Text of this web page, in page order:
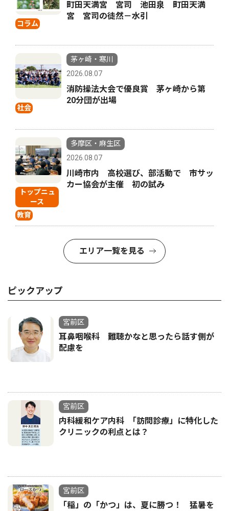
コラム
町田天満宮 宮司 池田泉 町田天満
宮 宮司の徒然－水引
社会
茅ヶ崎・寒川
2026.08.07
消防操法大会で優良賞 茅ヶ崎から第
20分団が出場
トップニュ
ース
教育
多摩区・麻生区
2026.08.07
川崎市内 高校選び、部活動で 市サッ
カー協会が主催 初の試み
エリア一覧を見る
ピックアップ
宮前区
耳鼻咽喉科 難聴かなと思ったら話す側が
配慮を
宮前区
内科緩和ケア内科 ｢訪問診療」に特化した
クリニックの利点とは？
宮前区
「稲」の「かつ」は、夏に勝つ！ 猛暑を